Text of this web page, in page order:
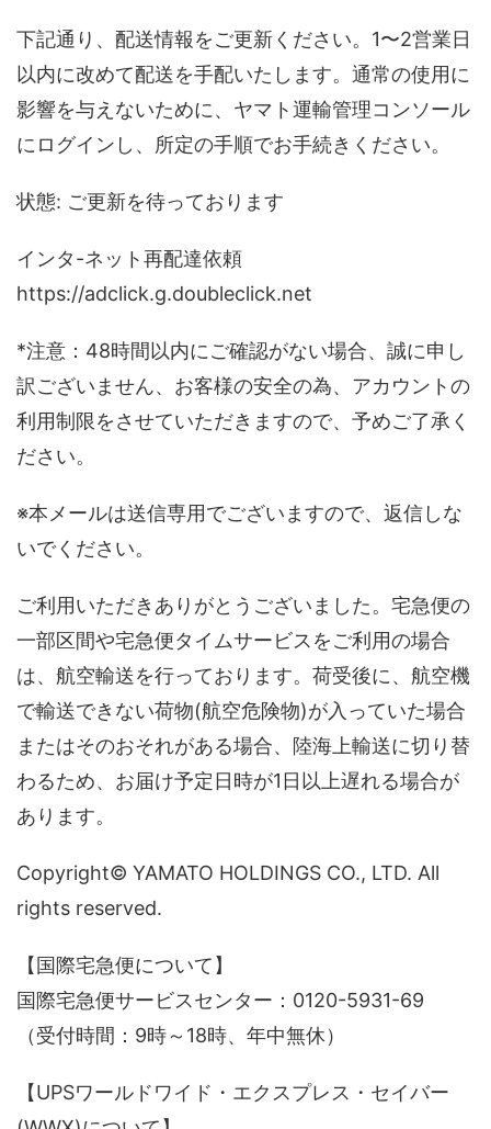
下記通り、配送情報をご更新ください。1〜2営業日
以内に改めて配送を手配いたします。通常の使用に
影響を与えないために、ヤマト運輸管理コンソール
にログインし、所定の手順でお手続きください。
状態: ご更新を待っております
インタ-ネット再配達依頼
https://adclick.g.doubleclick.net
*注意：48時間以内にご確認がない場合、誠に申し
訳ございません、お客様の安全の為、アカウントの
利用制限をさせていただきますので、予めご了承く
ださい。
※本メールは送信専用でございますので、返信しな
いでください。
ご利用いただきありがとうございました。宅急便の
一部区間や宅急便タイムサービスをご利用の場合
は、航空輸送を行っております。荷受後に、航空機
で輸送できない荷物(航空危険物)が入っていた場合
またはそのおそれがある場合、陸海上輸送に切り替
わるため、お届け予定日時が1日以上遅れる場合が
あります。
Copyright© YAMATO HOLDINGS CO., LTD. All
rights reserved.
【国際宅急便について】
国際宅急便サービスセンター：0120-5931-69
（受付時間：9時～18時、年中無休）
【UPSワールドワイド・エクスプレス・セイバー